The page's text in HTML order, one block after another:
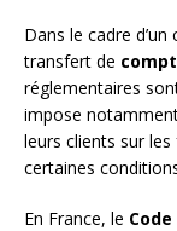
Dans le cadre
transfert de
réglementaires
impose
leurs clients sur
certaines
En France, le